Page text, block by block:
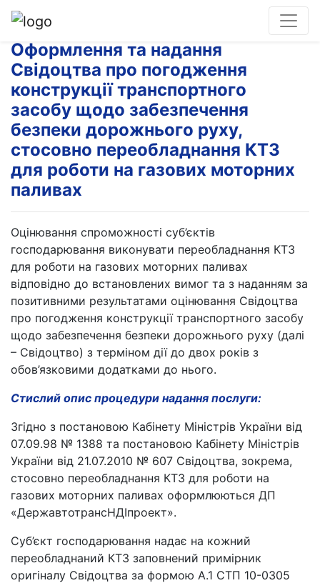
Оформлення та надання
Свідоцтва про погодження
конструкції транспортного
засобу щодо забезпечення
безпеки дорожнього руху,
стосовно переобладнання КТЗ
для роботи на газових моторних
паливах
Оцінювання спроможності суб’єктів
господарювання виконувати переобладнання КТЗ
для роботи на газових моторних паливах
відповідно до встановлених вимог та з наданням за
позитивними результатами оцінювання Свідоцтва
про погодження конструкції транспортного засобу
щодо забезпечення безпеки дорожнього руху (далі
– Свідоцтво) з терміном дії до двох років з
обов’язковими додатками до нього.
Стислий опис процедури надання послуги:
Згідно з постановою Кабінету Міністрів України від
07.09.98 № 1388 та постановою Кабінету Міністрів
України від 21.07.2010 № 607 Свідоцтва, зокрема,
стосовно переобладнання КТЗ для роботи на
газових моторних паливах оформлюються ДП
«ДержавтотрансНДІпроект».
Суб’єкт господарювання надає на кожний
переобладнаний КТЗ заповнений примірник
оригіналу Свідоцтва за формою А.1 СТП 10-0305